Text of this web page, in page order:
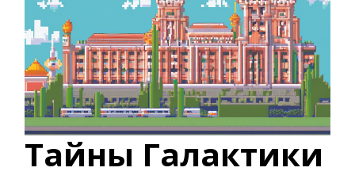
Тайны Галактики